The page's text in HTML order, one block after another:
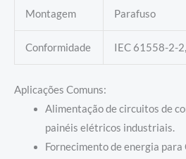
Montagem Parafuso
Conformidade IEC 61558-2-
Aplicações Comuns:
Alimentação de circuitos de
painéis elétricos industriais.
Fornecimento de energia